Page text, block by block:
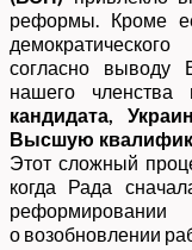
реформы. Кроме
согласно выводу
нашего
кандидата,
Высшую
Этот сложный
когда Рада
о возобновлении